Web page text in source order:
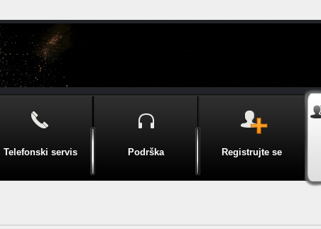
Telefonski servis Podrška Registrujte se